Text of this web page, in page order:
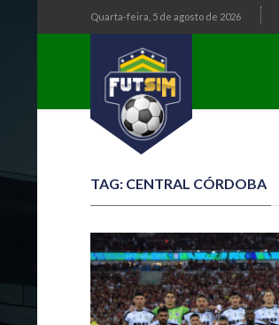
Quarta-feira, 5 de agosto de 2026
TAG: CENTRAL CÓRDOBA